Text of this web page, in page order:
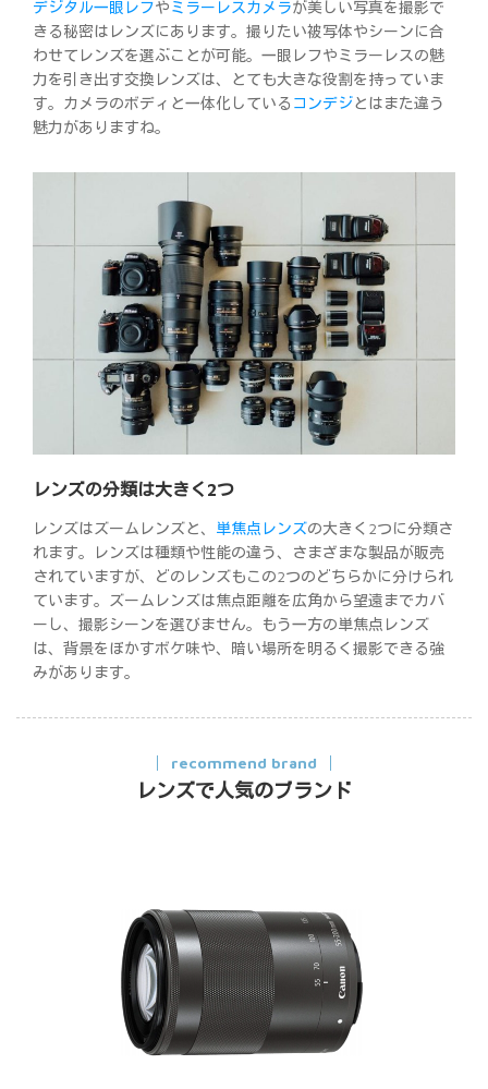
デジタル一眼レフやミラーレスカメラが美しい写真を撮影で
きる秘密はレンズにあります。撮りたい被写体やシーンに合
わせてレンズを選ぶことが可能。一眼レフやミラーレスの魅
力を引き出す交換レンズは、とても大きな役割を持っていま
す。カメラのボディと一体化している コンデジとはまた違う
魅力がありますね。
レンズの分類は大きく2つ
レンズはズームレンズと、 単焦点レンズの大きく2つに分類さ
れます。レンズは種類や性能の違う、さまざまな製品が販売
されていますが、どのレンズもこの2つのどちらかに分けられ
ています。ズームレンズは焦点距離を広角から望遠までカバ
ーし、撮影シーンを選びません。もう一方の単焦点レンズ
は、背景をぼかすボケ味や、暗い場所を明るく撮影できる強
みがあります。
recommend brand
レンズで人気のブランド